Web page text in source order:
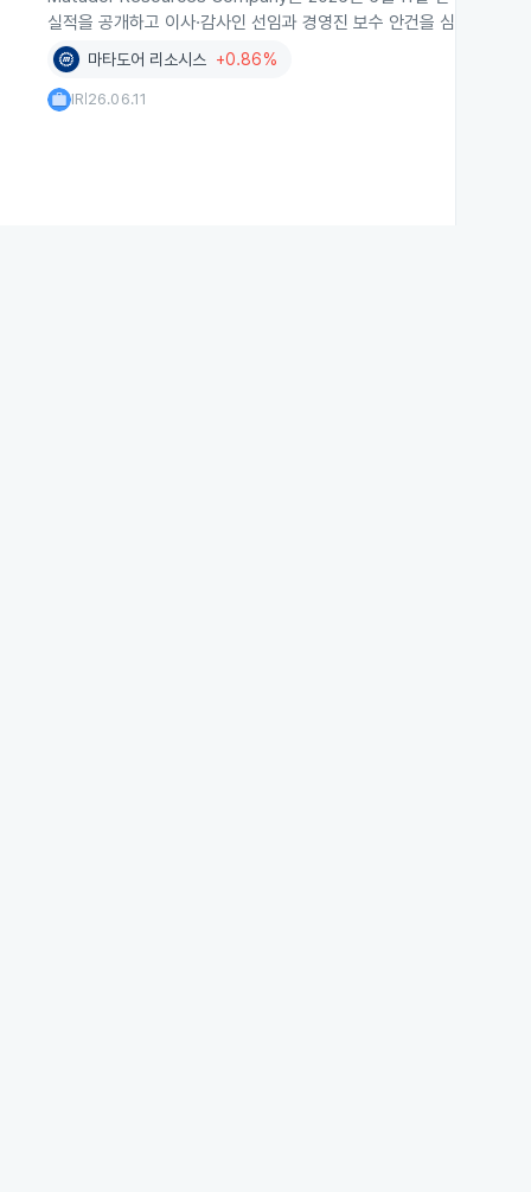
실적을 공개하고 이사·감사인 선임과 경영진 보수 안건을 심의했습니
마타도어 리소시스 +0.86%
IR 26.06.11